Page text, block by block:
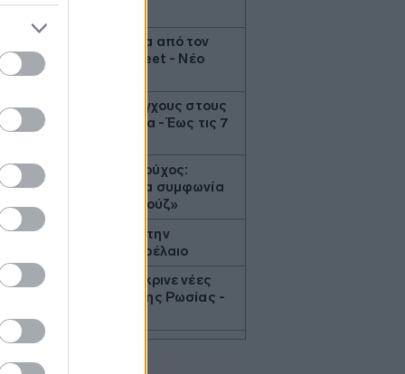
Η καλύτερη εβδομάδα από τον
Απρίλιο στη Wall Street - Νέο
ρεκόρ για S&P 500
Η Ισπανία ξεκινά ελέγχους στους
ταξιδιώτες από Ιταλία - Έως τις 7
Αμερικανός αξιωματούχος:
«Αναμένεται σύντομα συμφωνία
για τα Στενά του Ορμούζ»
Πτώση άνω του 9% στην
εβδομάδα για το πετρέλαιο
ΗΠΑ: Η Γερουσία ενέκρινε νέες
κυρώσεις σε βάρος της Ρωσίας -
Axios: Το Ιράν αναμένει έγκριση
του Συμβουλίου Ασφαλείας για τη